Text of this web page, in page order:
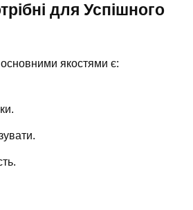
для Успішного
якостями є: